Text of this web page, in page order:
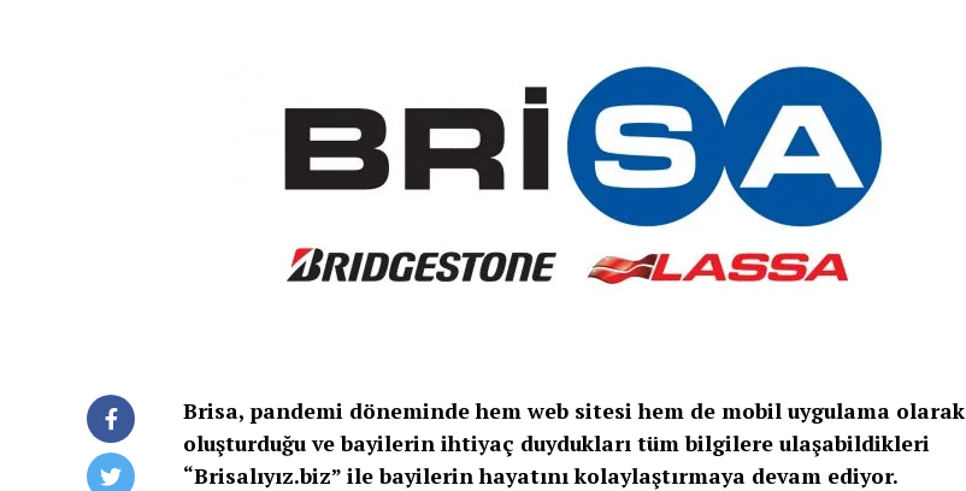
Brisa, pandemi döneminde hem web sitesi hem de mobil uygulama olarak
oluşturduğu ve bayilerin ihtiyaç duydukları tüm bilgilere ulaşabildikleri
“Brisalıyız.biz” ile bayilerin hayatını kolaylaştırmaya devam ediyor.